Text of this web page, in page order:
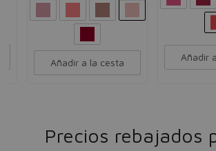
Añadir a la cesta Añadir
Precios rebajados